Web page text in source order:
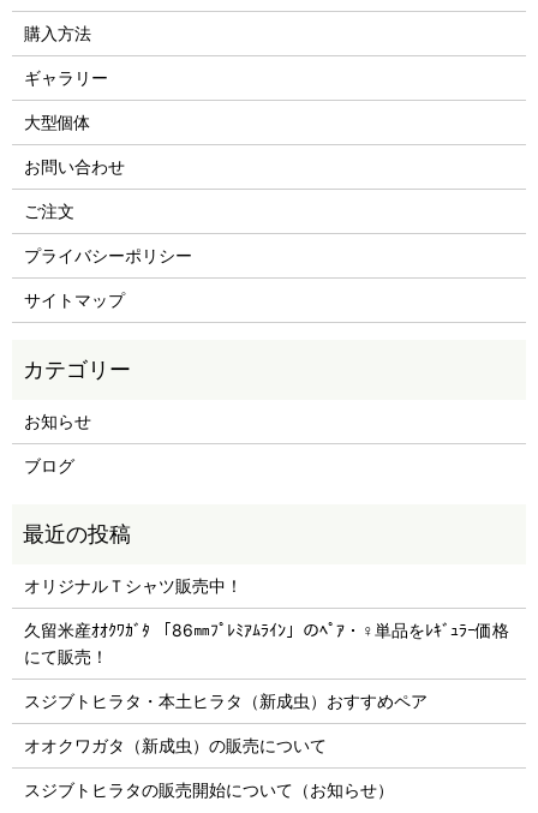
購入方法
ギャラリー
大型個体
お問い合わせ
ご注文
プライバシーポリシー
サイトマップ
お知らせ
ブログ
オリジナルＴシャツ販売中！
久留米産ｵｵｸﾜｶﾞﾀ 「86㎜ﾌﾟﾚﾐｱﾑﾗｲﾝ」のﾍﾟｱ・♀単品をﾚｷﾞｭﾗｰ価格
にて販売！
スジブトヒラタ・本土ヒラタ（新成虫）おすすめペア
オオクワガタ（新成虫）の販売について
スジブトヒラタの販売開始について（お知らせ）